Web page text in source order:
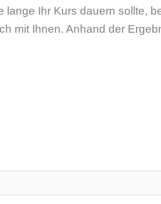
lange Ihr Kurs dauern sollte,
mit Ihnen. Anhand der